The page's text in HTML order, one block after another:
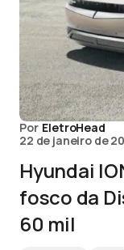
Por EletroHead
22 de janeiro de
Hyundai
fosco da
60 mil